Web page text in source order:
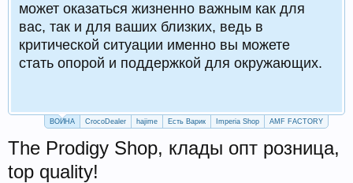
может оказаться жизненно важным как для
вас, так и для ваших близких, ведь в
критической ситуации именно вы можете
стать опорой и поддержкой для окружающих.
ВОЙНА CrocoDealer hajime Есть Варик Imperia Shop AMF FACTORY
The Prodigy Shop, клады опт розница,
top quality!